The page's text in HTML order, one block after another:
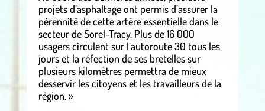
projets d’asphaltage ont permis d’assurer la
pérennité de cette artère essentielle dans le
secteur de Sorel-Tracy. Plus de 16 000
usagers circulent sur l’autoroute 30 tous les
jours et la réfection de ses bretelles sur
plusieurs kilomètres permettra de mieux
desservir les citoyens et les travailleurs de la
région. »